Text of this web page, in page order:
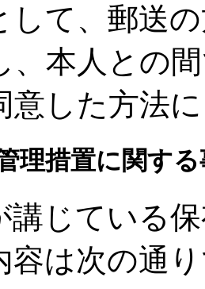
して、郵送
、本人との
意した方法
理措置に関する
講じている
容は次の通